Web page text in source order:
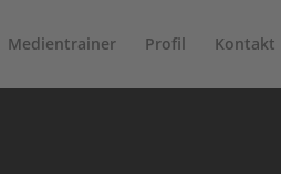
Medientrainer Profil Kontakt